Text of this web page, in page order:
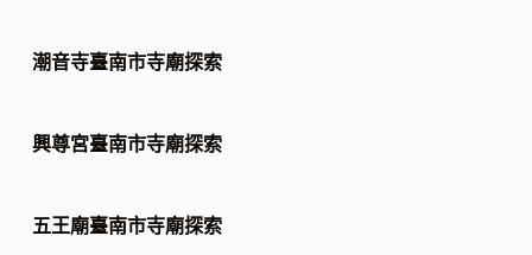
潮音寺臺南市寺廟探索
興尊宮臺南市寺廟探索
五王廟臺南市寺廟探索